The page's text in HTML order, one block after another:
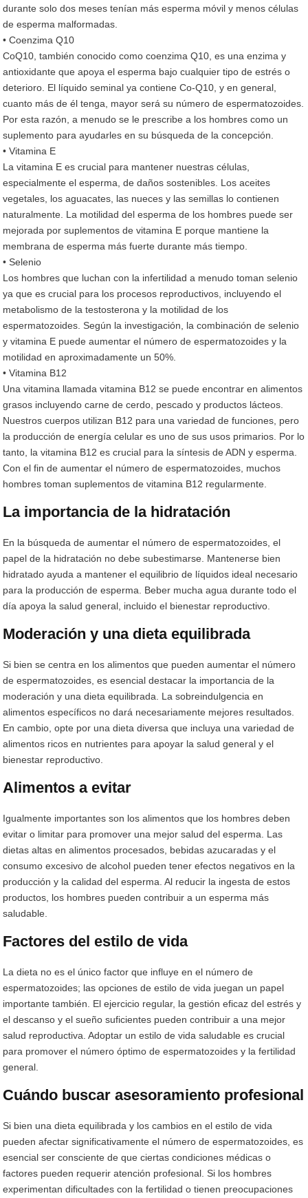
durante solo dos meses tenían más esperma móvil y menos células
de esperma malformadas.
• Coenzima Q10
CoQ10, también conocido como coenzima Q10, es una enzima y
antioxidante que apoya el esperma bajo cualquier tipo de estrés o
deterioro. El líquido seminal ya contiene Co-Q10, y en general,
cuanto más de él tenga, mayor será su número de espermatozoides.
Por esta razón, a menudo se le prescribe a los hombres como un
suplemento para ayudarles en su búsqueda de la concepción.
• Vitamina E
La vitamina E es crucial para mantener nuestras células,
especialmente el esperma, de daños sostenibles. Los aceites
vegetales, los aguacates, las nueces y las semillas lo contienen
naturalmente. La motilidad del esperma de los hombres puede ser
mejorada por suplementos de vitamina E porque mantiene la
membrana de esperma más fuerte durante más tiempo.
• Selenio
Los hombres que luchan con la infertilidad a menudo toman selenio
ya que es crucial para los procesos reproductivos, incluyendo el
metabolismo de la testosterona y la motilidad de los
espermatozoides. Según la investigación, la combinación de selenio
y vitamina E puede aumentar el número de espermatozoides y la
motilidad en aproximadamente un 50%.
• Vitamina B12
Una vitamina llamada vitamina B12 se puede encontrar en alimentos
grasos incluyendo carne de cerdo, pescado y productos lácteos.
Nuestros cuerpos utilizan B12 para una variedad de funciones, pero
la producción de energía celular es uno de sus usos primarios. Por lo
tanto, la vitamina B12 es crucial para la síntesis de ADN y esperma.
Con el fin de aumentar el número de espermatozoides, muchos
hombres toman suplementos de vitamina B12 regularmente.
La importancia de la hidratación
En la búsqueda de aumentar el número de espermatozoides, el
papel de la hidratación no debe subestimarse. Mantenerse bien
hidratado ayuda a mantener el equilibrio de líquidos ideal necesario
para la producción de esperma. Beber mucha agua durante todo el
día apoya la salud general, incluido el bienestar reproductivo.
Moderación y una dieta equilibrada
Si bien se centra en los alimentos que pueden aumentar el número
de espermatozoides, es esencial destacar la importancia de la
moderación y una dieta equilibrada. La sobreindulgencia en
alimentos específicos no dará necesariamente mejores resultados.
En cambio, opte por una dieta diversa que incluya una variedad de
alimentos ricos en nutrientes para apoyar la salud general y el
bienestar reproductivo.
Alimentos a evitar
Igualmente importantes son los alimentos que los hombres deben
evitar o limitar para promover una mejor salud del esperma. Las
dietas altas en alimentos procesados, bebidas azucaradas y el
consumo excesivo de alcohol pueden tener efectos negativos en la
producción y la calidad del esperma. Al reducir la ingesta de estos
productos, los hombres pueden contribuir a un esperma más
saludable.
Factores del estilo de vida
La dieta no es el único factor que influye en el número de
espermatozoides; las opciones de estilo de vida juegan un papel
importante también. El ejercicio regular, la gestión eficaz del estrés y
el descanso y el sueño suficientes pueden contribuir a una mejor
salud reproductiva. Adoptar un estilo de vida saludable es crucial
para promover el número óptimo de espermatozoides y la fertilidad
general.
Cuándo buscar asesoramiento profesional
Si bien una dieta equilibrada y los cambios en el estilo de vida
pueden afectar significativamente el número de espermatozoides, es
esencial ser consciente de que ciertas condiciones médicas o
factores pueden requerir atención profesional. Si los hombres
experimentan dificultades con la fertilidad o tienen preocupaciones